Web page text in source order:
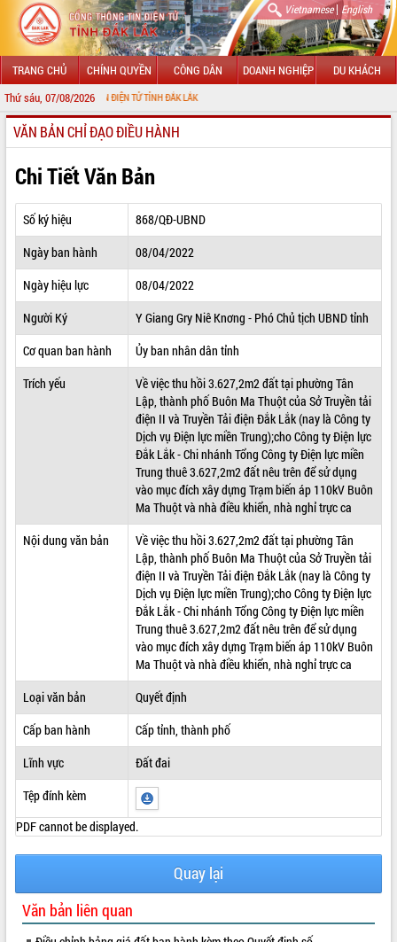
Vietnamese| English
TRANG CHỦ CHÍNH QUYỀN CÔNG DÂN DOANH NGHIỆP DU KHÁCH
Thứ sáu, 07/08/2026
THÔNG TIN ĐIỆN TỬ TỈNH ĐẮK LẮK
GIỚI THIỆU
LÃNH ĐẠO UBND TỈNH
TIN TỨC SỰ KIỆN
SỞ, BAN, NGÀNH
THÔNG TIN CHỈ ĐẠO ĐIỀU HÀNH
HỆ THỐNG VĂN BẢN
VĂN BẢN HĐND TỈNH
VIDEO
VĂN BẢN CHỈ ĐẠO ĐIỀU HÀNH
Chi Tiết Văn Bản
Số ký hiệu
868/QĐ-UBND
Ngày ban hành
08/04/2022
Ngày hiệu lực
08/04/2022
Người Ký
Y Giang Gry Niê Knơng - Phó Chủ tịch UBND tỉnh
Cơ quan ban hành
Ủy ban nhân dân tỉnh
Trích yếu
Về việc thu hồi 3.627,2m2 đất tại phường Tân
Lập, thành phố Buôn Ma Thuột của Sở Truyền tải
điện II và Truyền Tải điện Đắk Lắk (nay là Công ty
Dịch vụ Điện lực miền Trung);cho Công ty Điện lực
Đắk Lắk - Chi nhánh Tổng Công ty Điện lực miền
Trung thuê 3.627,2m2 đất nêu trên để sử dụng
vào mục đích xây dựng Trạm biến áp 110kV Buôn
Ma Thuột và nhà điều khiển, nhà nghỉ trực ca
Nội dung văn bản
Về việc thu hồi 3.627,2m2 đất tại phường Tân
Lập, thành phố Buôn Ma Thuột của Sở Truyền tải
điện II và Truyền Tải điện Đắk Lắk (nay là Công ty
Dịch vụ Điện lực miền Trung);cho Công ty Điện lực
Đắk Lắk - Chi nhánh Tổng Công ty Điện lực miền
Trung thuê 3.627,2m2 đất nêu trên để sử dụng
vào mục đích xây dựng Trạm biến áp 110kV Buôn
Ma Thuột và nhà điều khiển, nhà nghỉ trực ca
Loại văn bản
Quyết định
Cấp ban hành
Cấp tỉnh, thành phố
Lĩnh vực
Đất đai
Tệp đính kèm
PDF cannot be displayed.
Quay lại
Văn bản liên quan